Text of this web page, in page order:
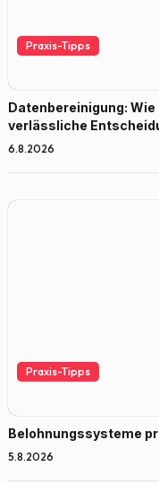
Praxis-Tipps
Datenbereinigung:
verlässliche
6.8.2026
Praxis-Tipps
Belohnungssysteme
5.8.2026